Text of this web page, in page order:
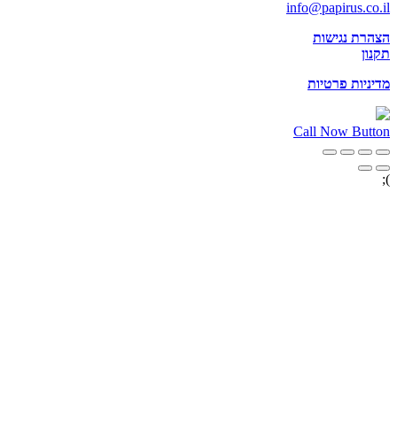
info@papirus.co.il
הצהרת נגישות
תקנון
מדיניות פרטיות
Call Now Button
);